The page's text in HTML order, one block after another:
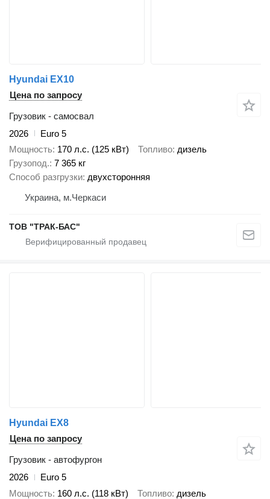
Hyundai EX10
Цена по запросу
Грузовик - самосвал
2026
Euro 5
Мощность 170 л.с. (125 кВт) Топливо дизель
Грузопод. 7 365 кг
Способ разгрузки двухсторонняя
Украина, м.Черкаси
ТОВ "ТРАК-БАС"
Hyundai EX8
Цена по запросу
Грузовик - автофургон
2026
Euro 5
Мощность 160 л.с. (118 кВт) Топливо дизель